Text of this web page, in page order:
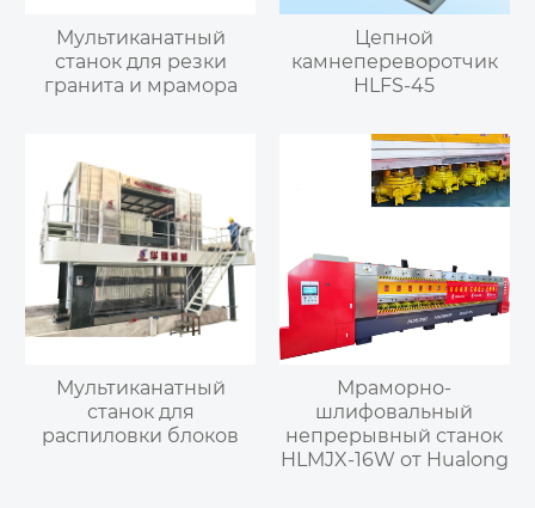
Мультиканатный
станок для резки
гранита и мрамора
Цепной
камнепереворотчик
HLFS-45
Мультиканатный
станок для
распиловки блоков
Мраморно-
шлифовальный
непрерывный станок
HLMJX-16W от Hualong